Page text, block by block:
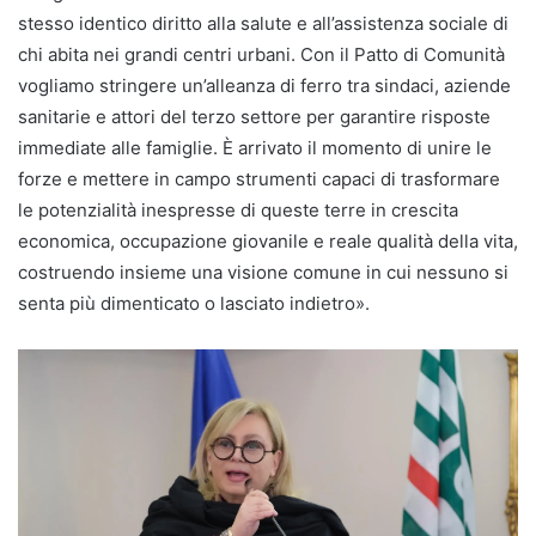
stesso identico diritto alla salute e all’assistenza sociale di
chi abita nei grandi centri urbani. Con il Patto di Comunità
vogliamo stringere un’alleanza di ferro tra sindaci, aziende
sanitarie e attori del terzo settore per garantire risposte
immediate alle famiglie. È arrivato il momento di unire le
forze e mettere in campo strumenti capaci di trasformare
le potenzialità inespresse di queste terre in crescita
economica, occupazione giovanile e reale qualità della vita,
costruendo insieme una visione comune in cui nessuno si
senta più dimenticato o lasciato indietro».